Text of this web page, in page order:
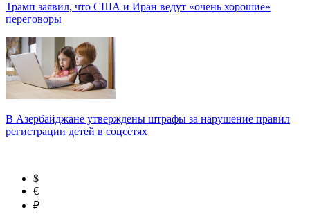
Трамп заявил, что США и Иран ведут «очень хорошие»
переговоры
В Азербайджане утверждены штрафы за нарушение правил
регистрации детей в соцсетях
$
€
₽